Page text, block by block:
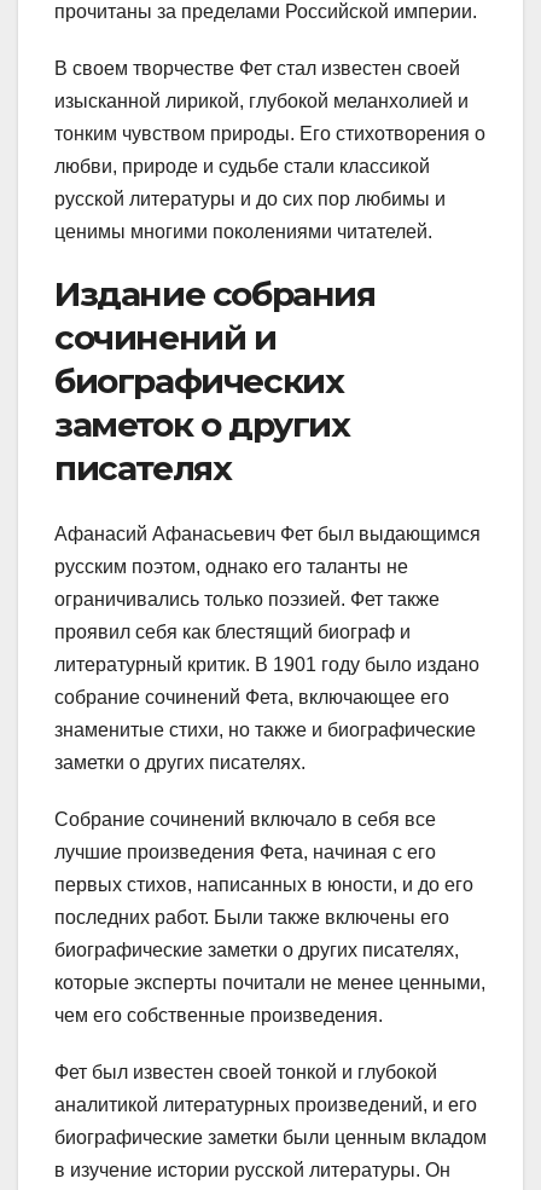
прочитаны за пределами Российской империи.
В своем творчестве Фет стал известен своей
изысканной лирикой, глубокой меланхолией и
тонким чувством природы. Его стихотворения о
любви, природе и судьбе стали классикой
русской литературы и до сих пор любимы и
ценимы многими поколениями читателей.
Издание собрания
сочинений и
биографических
заметок о других
писателях
Афанасий Афанасьевич Фет был выдающимся
русским поэтом, однако его таланты не
ограничивались только поэзией. Фет также
проявил себя как блестящий биограф и
литературный критик. В 1901 году было издано
собрание сочинений Фета, включающее его
знаменитые стихи, но также и биографические
заметки о других писателях.
Собрание сочинений включало в себя все
лучшие произведения Фета, начиная с его
первых стихов, написанных в юности, и до его
последних работ. Были также включены его
биографические заметки о других писателях,
которые эксперты почитали не менее ценными,
чем его собственные произведения.
Фет был известен своей тонкой и глубокой
аналитикой литературных произведений, и его
биографические заметки были ценным вкладом
в изучение истории русской литературы. Он